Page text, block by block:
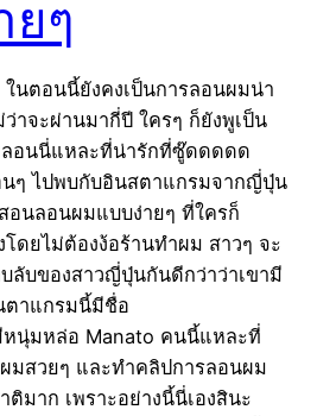
ยๆ
นตอนนี้ยังคงเป็นการลอนผมน่า
าจะผ่านมากี่ปี ใครๆ ก็ยังพูเป็น
ลอนนี่แหละที่น่ารักที่ซู๊ดดดดด
นๆ ไปพบกับอินสตาแกรมจากญี่ปุ่น
อนลอนผมแบบง่ายๆ ที่ใครก็
ดยไม่ต้องง้อร้านทำผม สาวๆ จะ
ลับของสาวญี่ปุ่นกันดีกว่าว่าเขามี
าแกรมนี้มีชื่อ
หนุ่มหล่อ Manato คนนี้แหละที่
มสวยๆ และทำคลิปการลอนผม
มาก เพราะอย่างนี้นี่เองสินะ